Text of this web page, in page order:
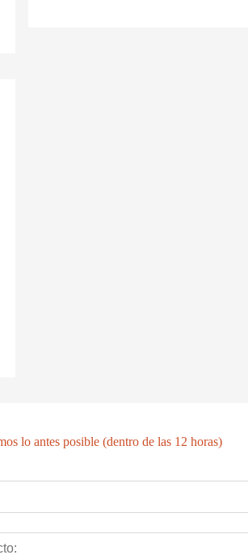
lo antes posible (dentro de las 12 horas)